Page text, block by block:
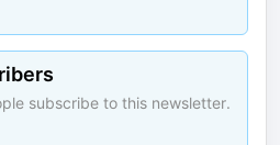
subscribe to this newsletter.